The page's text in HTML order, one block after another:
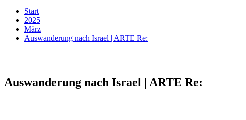
Start
2025
März
Auswanderung nach Israel | ARTE Re:
Auswanderung nach Israel | ARTE Re: